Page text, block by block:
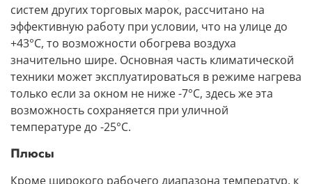
систем других торговых марок, рассчитано на
эффективную работу при условии, что на улице до
+43°С, то возможности обогрева воздуха
значительно шире. Основная часть климатической
техники может эксплуатироваться в режиме нагрева
только если за окном не ниже -7°С, здесь же эта
возможность сохраняется при уличной
температуре до -25°С.
Плюсы
Кроме широкого рабочего диапазона температур, к